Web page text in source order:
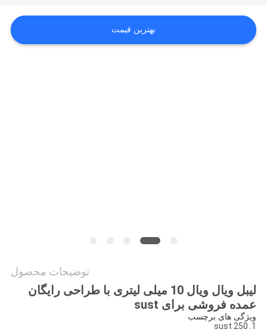
موارد
بهترین قیمت
توضیحات محصول
لیبل ویال ویال 10 میلی لیتری با طراحی رایگان
عمده فروشی برای sust
ویژگی های برچسب
1. sust 250